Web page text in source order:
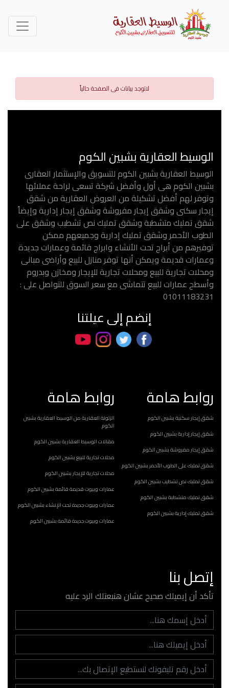
لاتوجد بيانات فى الصفحة حالياً
الوسيط العقارية بشبين الكوم
الوسيط العقارية بشبين الكوم للتسويق والإستثمار العقارى
بشبين الكوم هى أول وأفضل شركة تسعى لراحة عملائها
وتوفر لهم أفضل تشكيلة من العروض العقارية من شقق
إيجار سكنى وشقق إيجار مفروشة وشقق إيجار إدارية وإيضاً
شقق تمليك متشطبة وشقق تمليك نص تشطيب وشقق على
الطوب الأحمر وشقق تمليك إدارية وجميعهم ممكن
توفيرهم من أبراج تحت الأنشاء وابراج قائمة وعمارات جديدة
وعمارات قديمة ويمكن أنها توفر منازل للبيع وأراضى مبانى
ومحلات تجارية للبيع ومحلات تجارية للإيجار ومخازن وبدروم
وأسطح عمارات للبيع تتماشى مع سعر السوق للتواصل على :
01011183231
إنضم إلى عيلتنا
روابط هامة
شقق إيجار سكنية بشبين الكوم
شقق إيجار إدارية بشبين الكوم
شقق إيجار مفروشة بشبين الكوم
شقق تمليك على الطوب الأحمر بشبين الكوم
شقق تمليك نص تشطيب بشبين الكوم
شقق تمليك متشطبة بشبين الكوم
شقق تمليك إدارية بشبين الكوم
روابط هامة
الزتونة العقارية من الوسيط العقارية بشبين
الكوم
مقالات الوسيط العقارية بشبين الكوم
محلات تجارية للبيع بشبين الكوم
محلات تجارية للإيجار بشبين الكوم
عمارات وبيوت قديمة قائمة بشبين الكوم
عمارات وبيوت جديدة تحت الإنشاء بشبين الكوم
عمارات وبيوت جديدة قائمة بشبين الكوم
إتصل بنا
تأكد أن إيميلك صحيح عشان هنبعتلك الرد عليه